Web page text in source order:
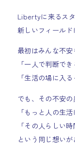
Libertyに来るス
新しいフィールド
最初はみんな不安
「一人で判断で
「生活の場に入
でも、その不安の
「もっと人の生
「その人らしい
という同じ想いが